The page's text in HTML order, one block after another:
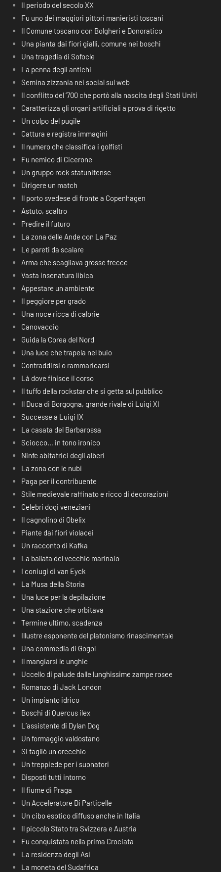
Il periodo del secolo XX
Fu uno dei maggiori pittori manieristi toscani
Il Comune toscano con Bolgheri e Donoratico
Una pianta dai fiori gialli, comune nei boschi
Una tragedia di Sofocle
La penna degli antichi
Semina zizzania nei social sul web
Il conflitto del ‘700 che portò alla nascita degli Stati Uniti
Caratterizza gli organi artificiali a prova di rigetto
Un colpo del pugile
Cattura e registra immagini
Il numero che classifica i golfisti
Fu nemico di Cicerone
Un gruppo rock statunitense
Dirigere un match
Il porto svedese di fronte a Copenhagen
Astuto, scaltro
Predire il futuro
La zona delle Ande con La Paz
Le pareti da scalare
Arma che scagliava grosse frecce
Vasta insenatura libica
Appestare un ambiente
Il peggiore per grado
Una noce ricca di calorie
Canovaccio
Guida la Corea del Nord
Una luce che trapela nel buio
Contraddirsi o rammaricarsi
Là dove finisce il corso
Il tuffo della rockstar che si getta sul pubblico
Il Duca di Borgogna, grande rivale di Luigi XI
Successe a Luigi IX
La casata del Barbarossa
Sciocco… in tono ironico
Ninfe abitatrici degli alberi
La zona con le nubi
Paga per il contribuente
Stile medievale raffinato e ricco di decorazioni
Celebri dogi veneziani
Il cagnolino di Obelix
Piante dai fiori violacei
Un racconto di Kafka
La ballata del vecchio marinaio
I coniugi di van Eyck
La Musa della Storia
Una luce per la depilazione
Una stazione che orbitava
Termine ultimo, scadenza
Illustre esponente del platonismo rinascimentale
Una commedia di Gogol
Il mangiarsi le unghie
Uccello di palude dalle lunghissime zampe rosee
Romanzo di Jack London
Un impianto idrico
Boschi di Quercus ilex
L’assistente di Dylan Dog
Un formaggio valdostano
Si tagliò un orecchio
Un treppiede per i suonatori
Disposti tutti intorno
Il fiume di Praga
Un Acceleratore Di Particelle
Un cibo esotico diffuso anche in Italia
Il piccolo Stato tra Svizzera e Austria
Fu conquistata nella prima Crociata
La residenza degli Asi
La moneta del Sudafrica